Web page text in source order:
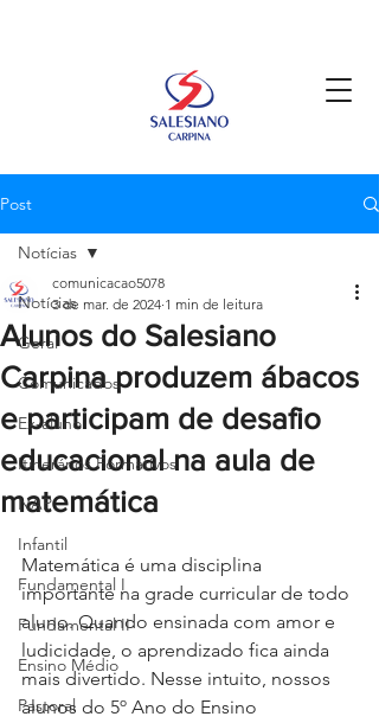
Post
Notícias
Geral
Comunicados
Ex-aluno
Itinerários Formativos
NAP
Infantil
Fundamental I
Fundamental II
Ensino Médio
Pastoral
Notícias
Alunos do Salesiano
Carpina produzem ábacos
e participam de desafio
educacional na aula de
matemática
comunicacao5078
3 de mar. de 2024 1 min de leitura
Matemática é uma disciplina
importante na grade curricular de todo
aluno. Quando ensinada com amor e
ludicidade, o aprendizado fica ainda
mais divertido. Nesse intuito, nossos
alunos do 5º Ano do Ensino